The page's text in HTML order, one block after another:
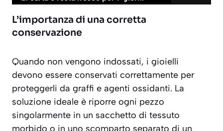
L’importanza di una corretta
conservazione
Quando non vengono indossati, i gioielli
devono essere conservati correttamente per
proteggerli da graffi e agenti ossidanti. La
soluzione ideale è riporre ogni pezzo
singolarmente in un sacchetto di tessuto
morbido o in uno scomparto separato di un